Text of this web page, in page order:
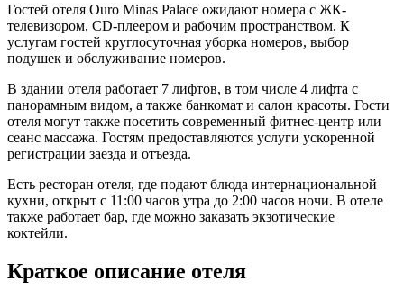
Гостей отеля Ouro Minas Palace ожидают номера с ЖК-
телевизором, CD-плеером и рабочим пространством. К
услугам гостей круглосуточная уборка номеров, выбор
подушек и обслуживание номеров.
В здании отеля работает 7 лифтов, в том числе 4 лифта с
панорамным видом, а также банкомат и салон красоты. Гости
отеля могут также посетить современный фитнес-центр или
сеанс массажа. Гостям предоставляются услуги ускоренной
регистрации заезда и отъезда.
Есть ресторан отеля, где подают блюда интернациональной
кухни, открыт с 11:00 часов утра до 2:00 часов ночи. В отеле
также работает бар, где можно заказать экзотические
коктейли.
Краткое описание отеля